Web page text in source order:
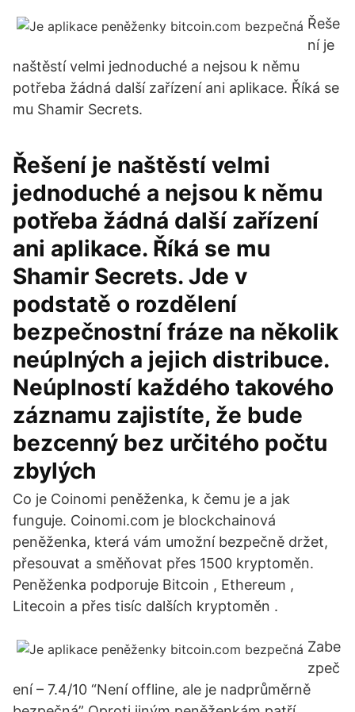
Řeše
ní je
naštěstí velmi jednoduché a nejsou k němu
potřeba žádná další zařízení ani aplikace. Říká se
mu Shamir Secrets.
Řešení je naštěstí velmi
jednoduché a nejsou k němu
potřeba žádná další zařízení
ani aplikace. Říká se mu
Shamir Secrets. Jde v
podstatě o rozdělení
bezpečnostní fráze na několik
neúplných a jejich distribuce.
Neúplností každého takového
záznamu zajistíte, že bude
bezcenný bez určitého počtu
zbylých
Co je Coinomi peněženka, k čemu je a jak
funguje. Coinomi.com je blockchainová
peněženka, která vám umožní bezpečně držet,
přesouvat a směňovat přes 1500 kryptoměn.
Peněženka podporuje Bitcoin , Ethereum ,
Litecoin a přes tisíc dalších kryptoměn .
Zabe
zpeč
ení – 7.4/10 “Není offline, ale je nadprůměrně